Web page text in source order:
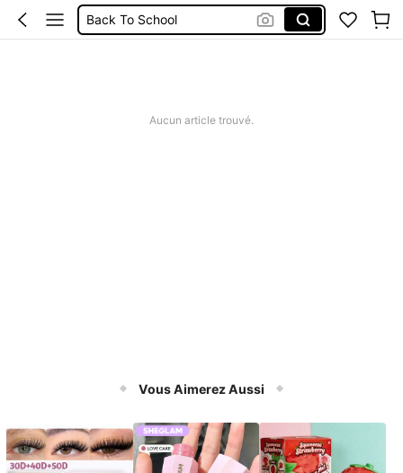
Back To School
Aucun article trouvé.
Vous Aimerez Aussi